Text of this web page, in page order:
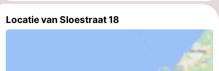
Zeeland
Locatie van Sloestraat 18